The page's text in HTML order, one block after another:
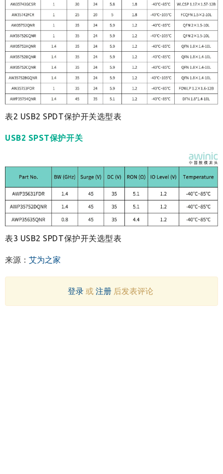
表2 USB2 SPDT保护开关选型表
USB2 SPST保护开关
表3 USB2 SPDT保护开关选型表
来源： 艾为之家
登录或 注册后发表评论